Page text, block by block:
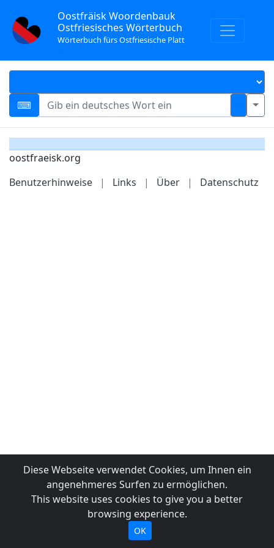
Oostfräisk Woordenbauk
Ostfriesisches Wörterbuch
Wörterbuch fürs Ostfriesische Platt
oostfraeisk.org
Benutzerhinweise
| Links | Über | Datenschutz
Diese Webseite verwendet Cookies, um Ihnen ein
angenehmeres Surfen zu ermöglichen.
This website uses cookies to give you a better
browsing experience.
OK